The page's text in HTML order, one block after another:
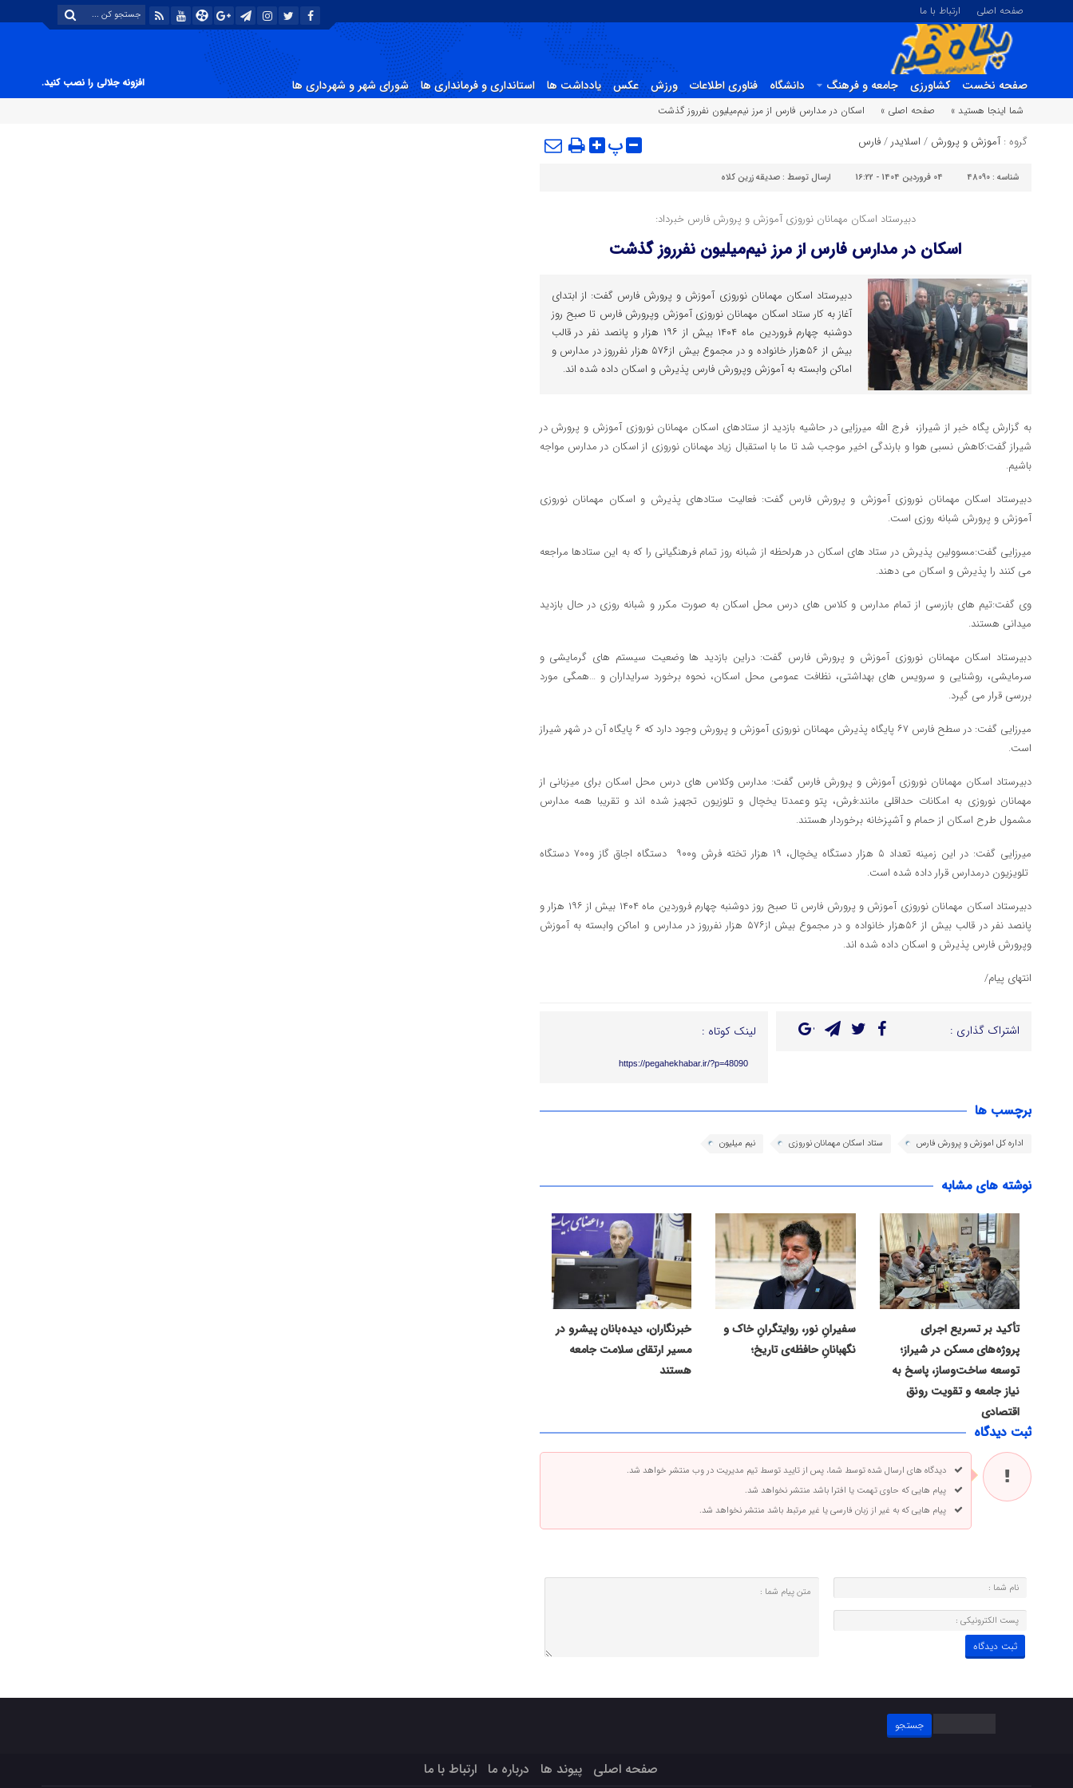
صفحه اصلی ارتباط با ما
صفحه نخست کشاورزی جامعه و فرهنگ دانشگاه فناوری اطلاعات ورزش عکس یادداشت ها استانداری و فرمانداری ها شورای شهر و شهرداری ها
افزونه جلالی را نصب کنید.
شما اینجا هستید »
صفحه اصلی » اسکان در مدارس فارس از مرز نیم‌میلیون نفرروز گذشت
گروه :آموزش و پرورش / اسلایدر /فارس پ
شناسه : 48090 04 فروردین 1404 - 16:22 ارسال توسط : صدیقه زرین کلاه
دبیرستاد اسکان مهمانان نوروزی آموزش و پرورش فارس خبرداد:
اسکان در مدارس فارس از مرز نیم‌میلیون نفرروز گذشت
دبیرستاد اسکان مهمانان نوروزی آموزش و پرورش فارس گفت: از ابتدای
آغاز به کار ستاد اسکان مهمانان نوروزی آموزش وپرورش فارس تا صبح روز
دوشنبه چهارم فروردین ماه ۱۴۰۴ بیش از ۱۹۶ هزار و پانصد نفر در قالب
بیش از ۵۶هزار خانواده و در مجموع بیش از۵۷۶ هزار نفرروز در مدارس و
اماکن وابسته به آموزش و‌پرورش فارس پذیرش و اسکان داده شده اند.
به گزارش پگاه خبر از شیراز، فرج الله میرزایی در حاشیه بازدید از ستادهای اسکان مهمانان نوروزی آموزش و پرورش در
شیراز گفت:کاهش نسبی هوا و بارندگی اخیر موجب شد تا ما با استقبال زیاد مهمانان نوروزی از اسکان در مدارس مواجه
باشیم.
دبیرستاد اسکان مهمانان نوروزی آموزش و پرورش فارس گفت: فعالیت ستادهای پذیرش و اسکان مهمانان نوروزی
آموزش و پرورش شبانه روزی است.
میرزایی گفت:مسوولین پذیرش در ستاد های اسکان در هرلحظه از شبانه روز تمام فرهنگیانی را که به این ستادها مراجعه
می کنند را پذیرش و اسکان می دهند.
وی گفت:تیم های بازرسی از تمام مدارس و کلاس های درس محل اسکان به صورت مکرر و شبانه روزی در حال بازدید
میدانی هستند.
دبیرستاد اسکان مهمانان نوروزی آموزش و پرورش فارس گفت: دراین بازدید ها وضعیت سیستم های گرمایشی و
سرمایشی، روشنایی و سرویس های بهداشتی، نظافت عمومی محل اسکان، نحوه برخورد سرایداران و …همگی مورد
بررسی قرار می گیرد.
میرزایی گفت: در سطح فارس ۶۷ پایگاه پذیرش مهمانان نوروزی آموزش و پرورش وجود دارد که ۶ پایگاه آن در شهر شیراز
است.
دبیرستاد اسکان مهمانان نوروزی آموزش و پرورش فارس گفت: مدارس وکلاس های درس محل اسکان برای میزبانی از
مهمانان نوروزی به امکانات حداقلی مانند:فرش، پتو وعمدتا یخچال و تلوزیون تجهیز شده اند و تقریبا همه مدارس
مشمول طرح اسکان از حمام و آشپزخانه برخوردار هستند.
میرزایی گفت: در این زمینه تعداد ۵ هزار دستگاه یخچال، ۱۹ هزار تخته فرش و۹۰۰ دستگاه اجاق گاز و۷۰۰ دستگاه
تلویزیون درمدارس قرار داده شده است.
دبیرستاد اسکان مهمانان نوروزی آموزش و پرورش فارس تا صبح روز دوشنبه چهارم فروردین ماه ۱۴۰۴ بیش از ۱۹۶ هزار و
پانصد نفر در قالب بیش از ۵۶هزار خانواده و در مجموع بیش از۵۷۶ هزار نفرروز در مدارس و اماکن وابسته به آموزش
و‌پرورش فارس پذیرش و اسکان داده شده اند.
انتهای پیام/
اشتراک گذاری : لینک کوتاه :
https://pegahekhabar.ir/?p=48090
برچسب ها
اداره کل اموزش و پرورش فارس ستاد اسکان مهمانان نوروزی نیم میلیون
نوشته های مشابه
تأکید بر تسریع اجرای
پروژه‌های مسکن در شیراز؛
توسعه ساخت‌وساز، پاسخ به
نیاز جامعه و تقویت رونق
اقتصادی
سفیرانِ نور، روایتگرانِ خاک و
نگهبانانِ حافظه‌ی تاریخ؛
خبرنگاران، دیده‌بانان پیشرو در
مسیر ارتقای سلامت جامعه
هستند
ثبت دیدگاه
دیدگاه های ارسال شده توسط شما، پس از تایید توسط تیم مدیریت در وب منتشر خواهد شد.
پیام هایی که حاوی تهمت یا افترا باشد منتشر نخواهد شد.
پیام هایی که به غیر از زبان فارسی یا غیر مرتبط باشد منتشر نخواهد شد.
جستجو
برای:
صفحه اصلی پیوند ها درباره ما ارتباط با ما